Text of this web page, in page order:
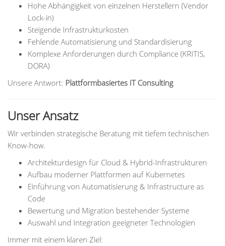
Hohe Abhängigkeit von einzelnen Herstellern (Vendor
Lock-in)
Steigende Infrastrukturkosten
Fehlende Automatisierung und Standardisierung
Komplexe Anforderungen durch Compliance (KRITIS,
DORA)
Unsere Antwort: Plattformbasiertes IT Consulting
Unser Ansatz
Wir verbinden strategische Beratung mit tiefem technischen
Know-how.
Architekturdesign für Cloud & Hybrid-Infrastrukturen
Aufbau moderner Plattformen auf Kubernetes
Einführung von Automatisierung & Infrastructure as
Code
Bewertung und Migration bestehender Systeme
Auswahl und Integration geeigneter Technologien
Immer mit einem klaren Ziel: